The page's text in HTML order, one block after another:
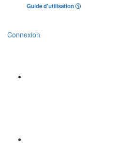
Guide d'utilisation
Connexion